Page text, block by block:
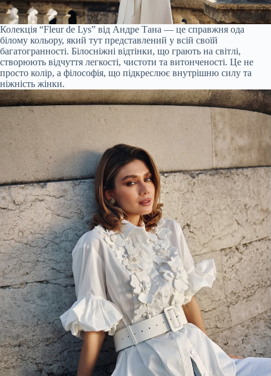
Колекція “Fleur de Lys” від Андре Тана — це справжня ода
білому кольору, який тут представлений у всій своїй
багатогранності. Білосніжні відтінки, що грають на світлі,
створюють відчуття легкості, чистоти та витонченості. Це не
просто колір, а філософія, що підкреслює внутрішню силу та
ніжність жінки.